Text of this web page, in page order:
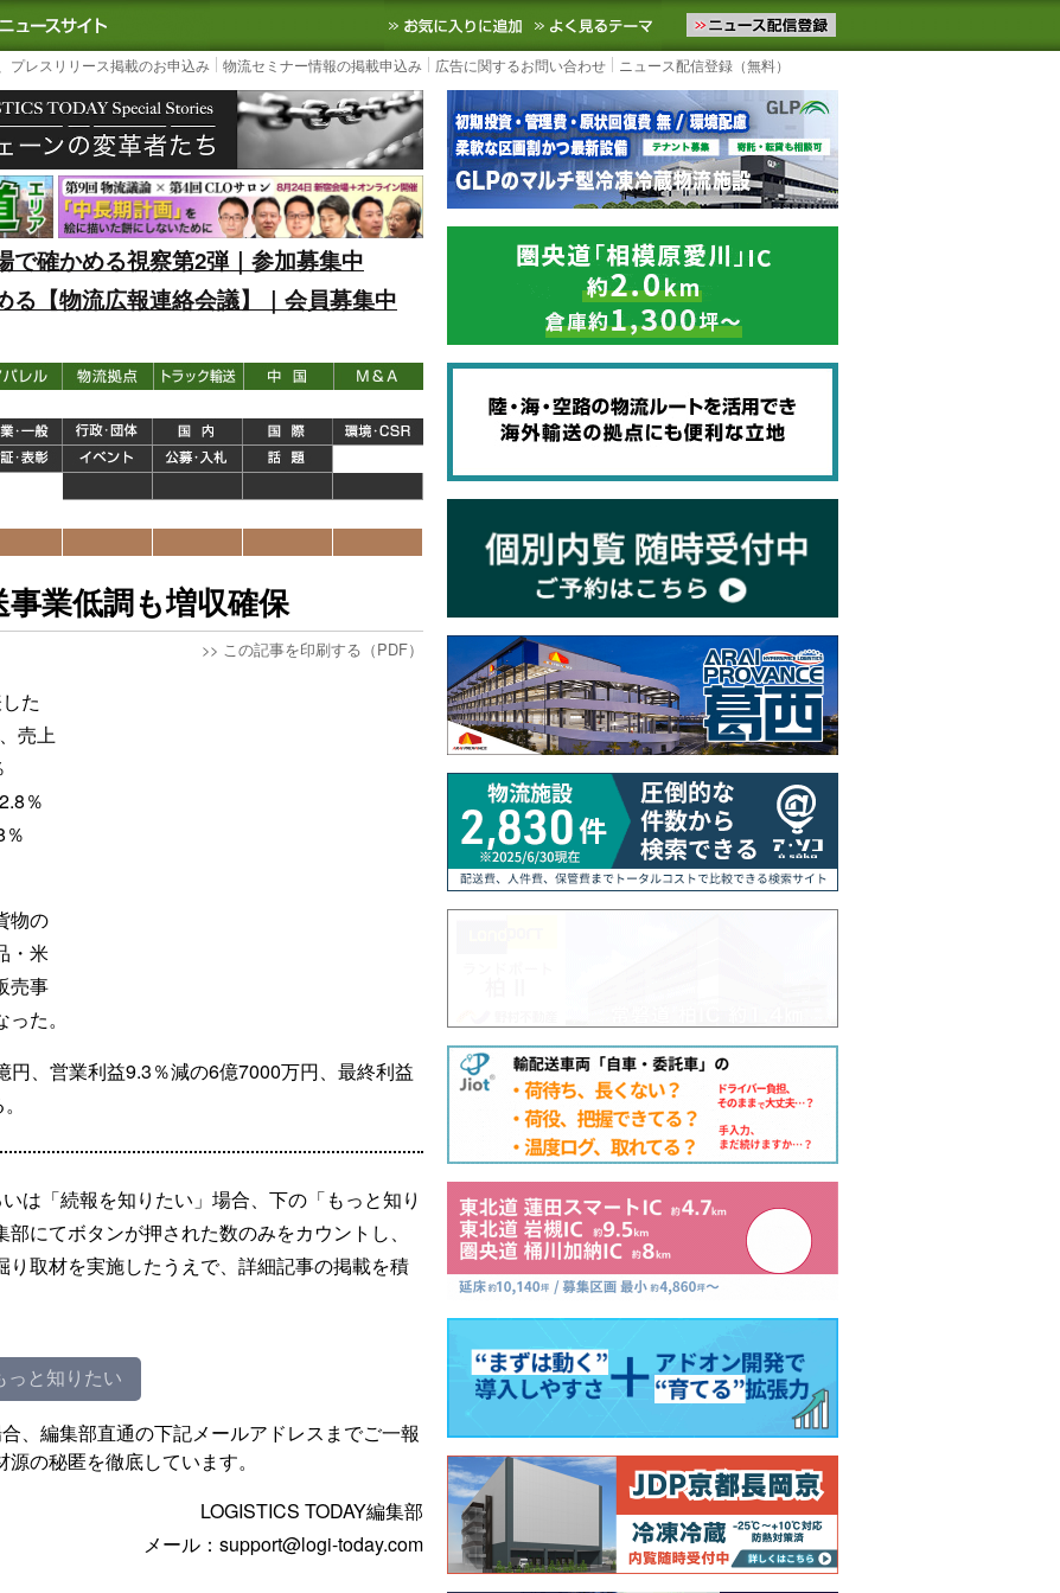
｜国内最大の物流ニュースサイト3PL, SCMなど国内外の最新の物流ニュースをお届けします。物流ニュースメール配信を登録す
お気に入りに追加 よく見るテーマ
プレスリリース掲載のお申込み 物流セミナー情報の掲載申込み 広告に関するお問い合わせ ニュース配信登録（無料）
で確かめる視察第2弾｜参加募集中
る【物流広報連絡会議】｜会員募集中
業低調も増収確保
>> この記事を印刷する（PDF）
た
売上
％
物の
・米
売事
た。
、営業利益9.3％減の6億7000万円、最終利益
は「続報を知りたい」場合、下の「もっと知り
にてボタンが押された数のみをカウントし、
取材を実施したうえで、詳細記事の掲載を積
っと知りたい
、編集部直通の下記メールアドレスまでご一報
の秘匿を徹底しています。
LOGISTICS TODAY編集部
メール：support@logi-today.com